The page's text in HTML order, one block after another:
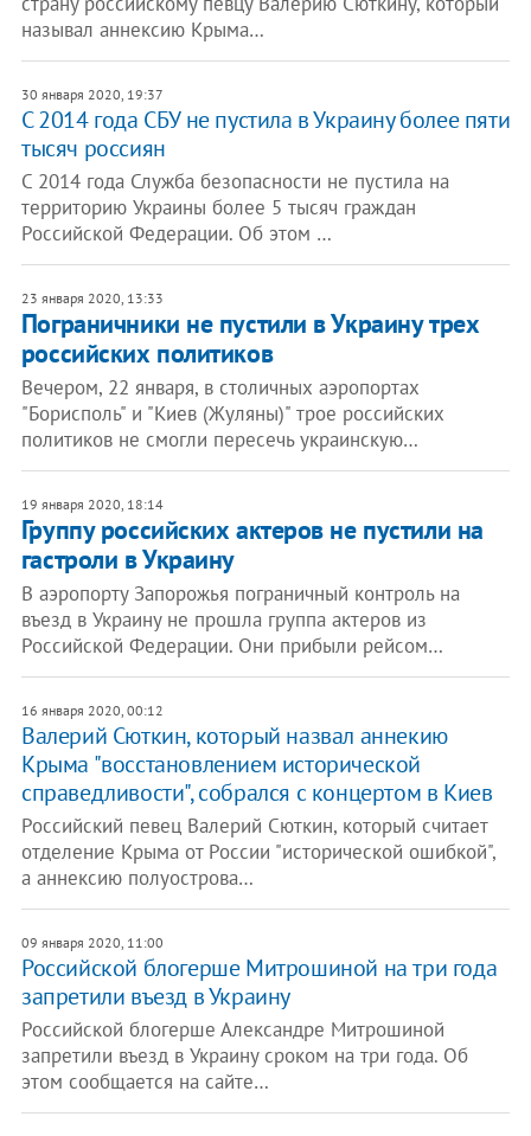
называл аннексию Крыма…
30 января 2020, 19:37
С 2014 года СБУ не пустила в Украину более пяти
тысяч россиян
С 2014 года Служба безопасности не пустила на
территорию Украины более 5 тысяч граждан
Российской Федерации. Об этом …
23 января 2020, 13:33
Пограничники не пустили в Украину трех
российских политиков
Вечером, 22 января, в столичных аэропортах
"Борисполь" и "Киев (Жуляны)" трое российских
политиков не смогли пересечь украинскую…
19 января 2020, 18:14
Группу российских актеров не пустили на
гастроли в Украину
В аэропорту Запорожья пограничный контроль на
въезд в Украину не прошла группа актеров из
Российской Федерации. Они прибыли рейсом…
16 января 2020, 00:12
Валерий Сюткин, который назвал аннекию
Крыма "восстановлением исторической
справедливости", собрался с концертом в Киев
Российский певец Валерий Сюткин, который считает
отделение Крыма от России "исторической ошибкой",
а аннексию полуострова…
09 января 2020, 11:00
Российской блогерше Митрошиной на три года
запретили въезд в Украину
Российской блогерше Александре Митрошиной
запретили въезд в Украину сроком на три года. Об
этом сообщается на сайте…